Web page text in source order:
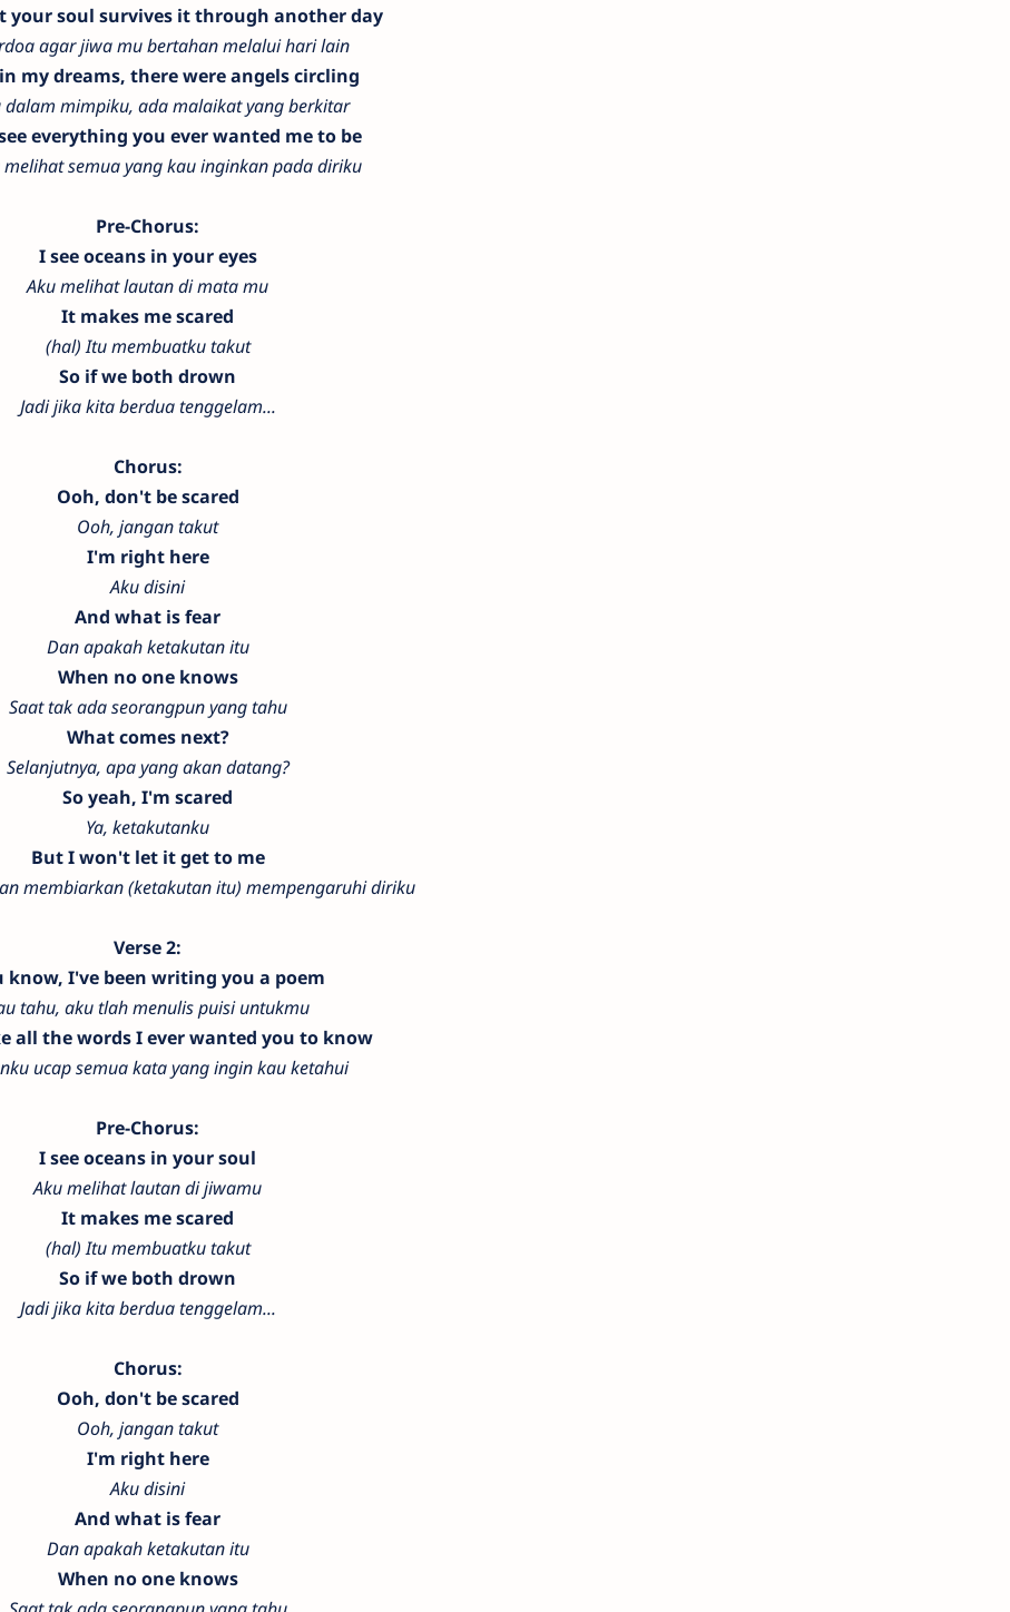
your soul survives it through another day
agar jiwa mu bertahan melalui hari lain
my dreams, there were angels circling
dalam mimpiku, ada malaikat yang berkitar
everything you ever wanted me to be
melihat semua yang kau inginkan pada diriku
Pre-Chorus:
I see oceans in your eyes
Aku melihat lautan di mata mu
It makes me scared
(hal) Itu membuatku takut
So if we both drown
Jadi jika kita berdua tenggelam...
Chorus:
Ooh, don't be scared
Ooh, jangan takut
I'm right here
Aku disini
And what is fear
Dan apakah ketakutan itu
When no one knows
Saat tak ada seorangpun yang tahu
What comes next?
Selanjutnya, apa yang akan datang?
So yeah, I'm scared
Ya, ketakutanku
But I won't let it get to me
membiarkan (ketakutan itu) mempengaruhi diriku
Verse 2:
know, I've been writing you a poem
tahu, aku tlah menulis puisi untukmu
all the words I ever wanted you to know
ucap semua kata yang ingin kau ketahui
Pre-Chorus:
I see oceans in your soul
Aku melihat lautan di jiwamu
It makes me scared
(hal) Itu membuatku takut
So if we both drown
Jadi jika kita berdua tenggelam...
Chorus:
Ooh, don't be scared
Ooh, jangan takut
I'm right here
Aku disini
And what is fear
Dan apakah ketakutan itu
When no one knows